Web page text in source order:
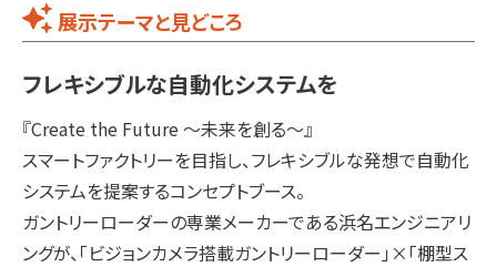
展示テーマと見どころ
フレキシブルな自動化システムを
『Create the Future ～未来を創る～』
スマートファクトリーを目指し、フレキシブルな発想で自動化
システムを提案するコンセプトブース。
ガントリーローダーの専業メーカーである浜名エンジニアリ
ングが、「ビジョンカメラ搭載ガントリーローダー」×「棚型ス